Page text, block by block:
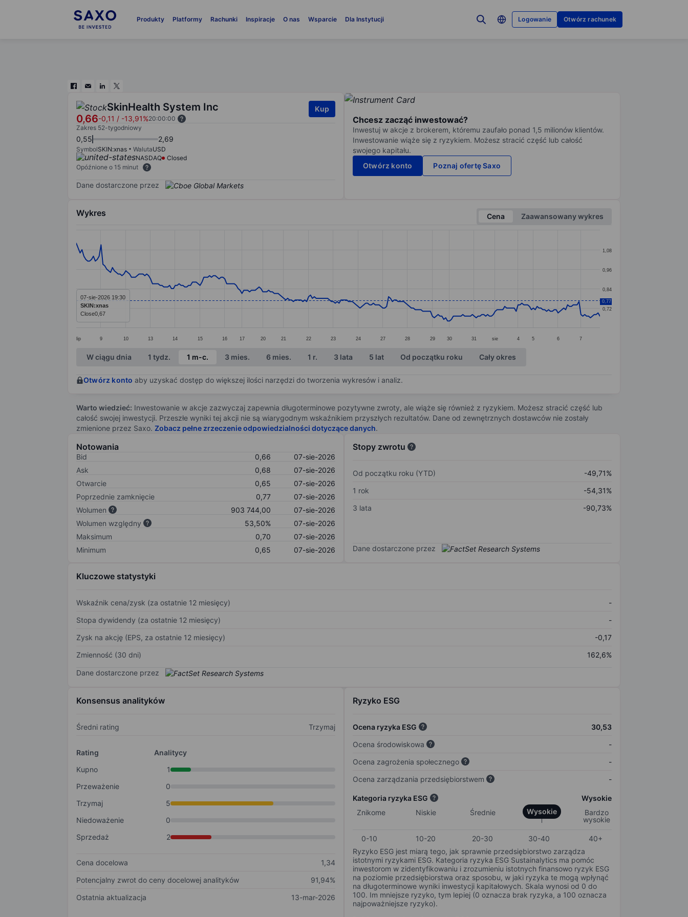
Produkty Platformy Rachunki Inspiracje O nas Wsparcie Dla Instytucji Logowanie Otwórz rachunek
SkinHealth System Inc
0,66-0,11 / -13,91%20:00:00
Kup
Zakres 52-tygodniowy
0,55 2,69
SymbolSKIN:xnas WalutaUSD
NASDAQ
Closed
Opóźnione o 15 minut
Dane dostarczone przez
Chcesz zacząć inwestować?
Inwestuj w akcje z brokerem, któremu zaufało ponad 1,5 milionów klientów.
Inwestowanie wiąże się z ryzykiem. Możesz stracić część lub całość
swojego kapitału.
Otwórz konto
Poznaj ofertę Saxo
Wykres Cena
Zaawansowany wykres
Line chart with 276 data points.
The chart has 1 X axis displaying categories.
The chart has 1 Y axis displaying values. Data ranges from 0.64 to 1.12.
lip 9 10 13 14 15 16 17 20 21 22 23 24 27 28 29 30 31 sie 4 5 6 7
0,72
0,84
0,96
1,08
0,77
07-sie-2026 19:30
SKIN:xnas
Close0,67
End of interactive chart.
W ciągu dnia 1 tydz. 1 m-c. 3 mies. 6 mies. 1 r. 3 lata 5 lat Od początku roku Cały okres
Otwórz konto aby uzyskać dostęp do większej ilości narzędzi do tworzenia wykresów i analiz.
Warto wiedzieć: Inwestowanie w akcje zazwyczaj zapewnia długoterminowe pozytywne zwroty, ale wiąże się również z ryzykiem. Możesz stracić część lub
całość swojej inwestycji. Przeszłe wyniki tej akcji nie są wiarygodnym wskaźnikiem przyszłych rezultatów. Dane od zewnętrznych dostawców nie zostały
zmienione przez Saxo. Zobacz pełne zrzeczenie odpowiedzialności dotyczące danych.
Notowania
Bid 0,66
07-sie-2026
Ask
0,68
07-sie-2026
Otwarcie
0,65
07-sie-2026
Poprzednie zamknięcie
0,77
07-sie-2026
Wolumen
903 744,00
07-sie-2026
Wolumen względny
53,50%
07-sie-2026
Maksimum
0,70
07-sie-2026
Minimum
0,65 07-sie-2026
Stopy zwrotu
Od początku roku (YTD)
-49,71%
1 rok
-54,31%
3 lata
-90,73%
Dane dostarczone przez
Kluczowe statystyki
Wskaźnik cena/zysk (za ostatnie 12 miesięcy)
-
Stopa dywidendy (za ostatnie 12 miesięcy)
-
Zysk na akcję (EPS, za ostatnie 12 miesięcy)
-0,17
Zmienność (30 dni)
162,6%
Dane dostarczone przez
Konsensus analityków
Średni rating Trzymaj
Rating
Analitycy
Kupno
1
Przeważenie
0
Trzymaj
5
Niedoważenie
0
Sprzedaż
2
Cena docelowa
1,34
Potencjalny zwrot do ceny docelowej analityków
91,94%
Ostatnia aktualizacja
13-mar-2026
Ryzyko ESG
Ocena ryzyka ESG
30,53
Ocena środowiskowa
-
Ocena zagrożenia społecznego
-
Ocena zarządzania przedsiębiorstwem
-
Kategoria ryzyka ESG
Wysokie
Znikome
Niskie Średnie Wysokie
Bardzo
wysokie
0-10 10-20 20-30 30-40
40+
Ryzyko ESG jest miarą tego, jak sprawnie przedsiębiorstwo zarządza
istotnymi ryzykami ESG. Kategoria ryzyka ESG Sustainalytics ma pomóc
inwestorom w zidentyfikowaniu i zrozumieniu istotnych finansowo ryzyk ESG
na poziomie przedsiębiorstwa oraz sposobu, w jaki ryzyka te mogą wpłynąć
na długoterminowe wyniki inwestycji kapitałowych. Skala wynosi od 0 do
100. Im mniejsze ryzyko, tym lepiej (0 oznacza brak ryzyka, a 100 oznacza
najpoważniejsze ryzyko).